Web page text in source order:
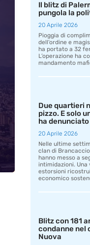
Il blitz di
pungola la
20 Aprile 2026
Pioggia di
dell’ordine e
ha portato a 32
L’operazione ha
mandamento
Due quartieri
pizzo. E solo
ha denunciato
20 Aprile 2026
Nelle ultime
clan di
hanno messo a
intimidazioni. Una
estorsioni
economico
Blitz con 181
condanne nel
Nuova